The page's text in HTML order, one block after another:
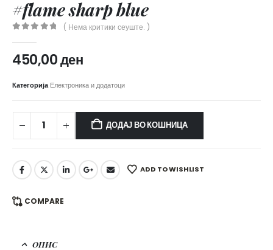
#flame sharp blue
( Нема критики сеуште. )
450,00ден
КатегоријаЕлектроника и додатоци
ДОДАЈ ВО КОШНИЦА
ADD TO WISHLIST
COMPARE
ОПИС